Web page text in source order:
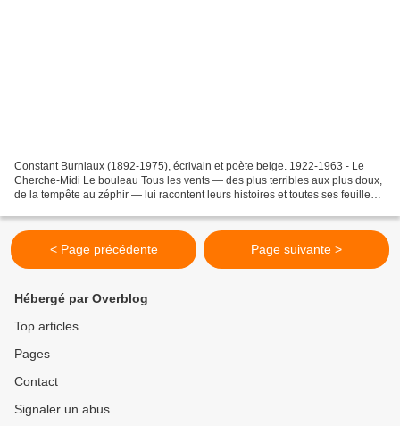
Constant Burniaux (1892-1975), écrivain et poète belge. 1922-1963 - Le
Cherche-Midi Le bouleau Tous les vents — des plus terribles aux plus doux,
de la tempête au zéphir — lui racontent leurs histoires et toutes ses feuilles
< Page précédente Page suivante >
Hébergé par Overblog
Top articles
Pages
Contact
Signaler un abus